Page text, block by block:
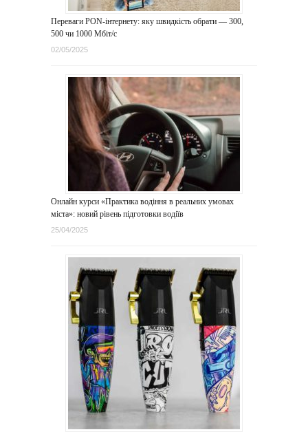
Переваги PON-інтернету: яку швидкість обрати — 300,
500 чи 1000 Мбіт/с
02/05/2025
Онлайн курси «Практика водіння в реальних умовах
міста»: новий рівень підготовки водіїв
25/04/2025